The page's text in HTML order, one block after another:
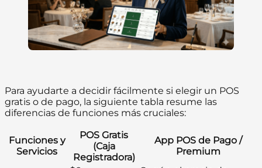
Para ayudarte a decidir fácilmente si elegir un POS
gratis o de pago, la siguiente tabla resume las
diferencias de funciones más cruciales:
Funciones y
Servicios
POS Gratis
(Caja
Registradora)
App POS de Pago /
Premium